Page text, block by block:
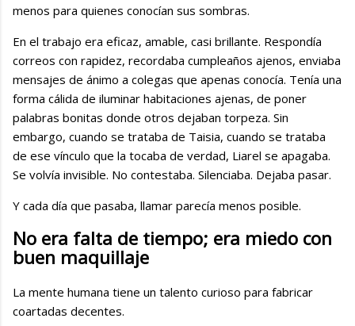
menos para quienes conocían sus sombras.
En el trabajo era eficaz, amable, casi brillante. Respondía
correos con rapidez, recordaba cumpleaños ajenos, enviaba
mensajes de ánimo a colegas que apenas conocía. Tenía una
forma cálida de iluminar habitaciones ajenas, de poner
palabras bonitas donde otros dejaban torpeza. Sin
embargo, cuando se trataba de Taisia, cuando se trataba
de ese vínculo que la tocaba de verdad, Liarel se apagaba.
Se volvía invisible. No contestaba. Silenciaba. Dejaba pasar.
Y cada día que pasaba, llamar parecía menos posible.
No era falta de tiempo; era miedo con
buen maquillaje
La mente humana tiene un talento curioso para fabricar
coartadas decentes.